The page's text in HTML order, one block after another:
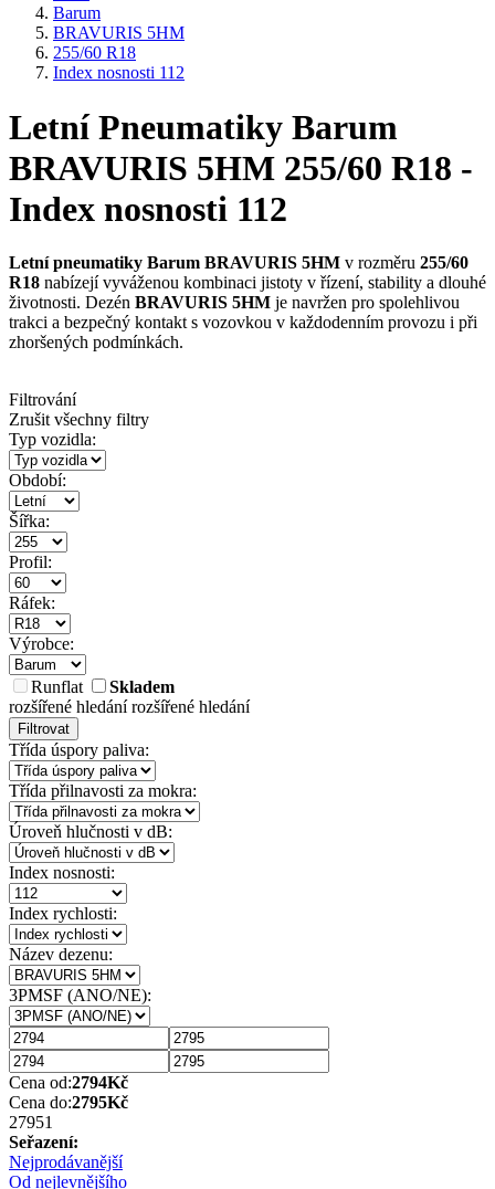
Barum
BRAVURIS 5HM
255/60 R18
Index nosnosti 112
Letní Pneumatiky Barum
BRAVURIS 5HM 255/60 R18 -
Index nosnosti 112
Letní pneumatiky Barum BRAVURIS 5HM v rozměru 255/60
R18 nabízejí vyváženou kombinaci jistoty v řízení, stability a dlouhé
životnosti. Dezén BRAVURIS 5HM je navržen pro spolehlivou
trakci a bezpečný kontakt s vozovkou v každodenním provozu i při
zhoršených podmínkách.
Filtrování
Zrušit všechny filtry
Typ vozidla:
Období:
Šířka:
Profil:
Ráfek:
Výrobce:
Runflat
Skladem
rozšířené hledánírozšířené hledání
Filtrovat
Třída úspory paliva:
Třída přilnavosti za mokra:
Úroveň hlučnosti v dB:
Index nosnosti:
Index rychlosti:
Název dezenu:
3PMSF (ANO/NE):
Cena od:2794Kč
Cena do:2795Kč
27951
Seřazení:
Nejprodávanější
Od nejlevnějšího